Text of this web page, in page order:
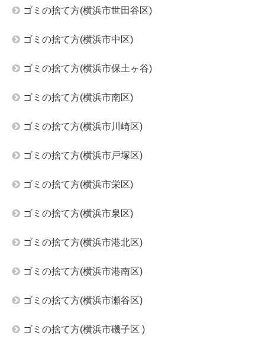
ゴミの捨て方(横浜市世田谷区)
ゴミの捨て方(横浜市中区)
ゴミの捨て方(横浜市保土ヶ谷)
ゴミの捨て方(横浜市南区)
ゴミの捨て方(横浜市川崎区)
ゴミの捨て方(横浜市戸塚区)
ゴミの捨て方(横浜市栄区)
ゴミの捨て方(横浜市泉区)
ゴミの捨て方(横浜市港北区)
ゴミの捨て方(横浜市港南区)
ゴミの捨て方(横浜市瀬谷区)
ゴミの捨て方(横浜市磯子区 )